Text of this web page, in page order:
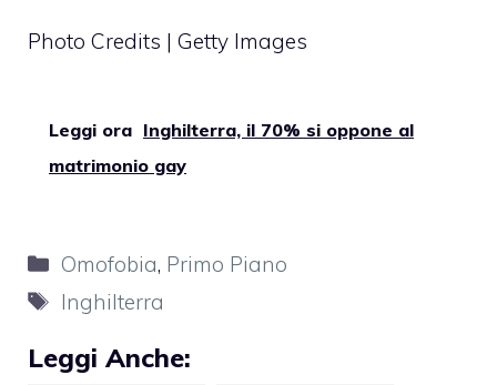
Photo Credits | Getty Images
Leggi ora Inghilterra, il 70% si oppone al
matrimonio gay
Categorie
Omofobia, Primo Piano
Tag
Inghilterra
Leggi Anche: